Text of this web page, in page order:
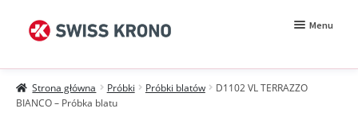
Przejdź
Przejdź
Menu
Próbki
Rozwiń
Wzorniki
Strona główna Próbki Próbki blatów
D1102 VL TERRAZZO
BIANCO – Próbka blatu